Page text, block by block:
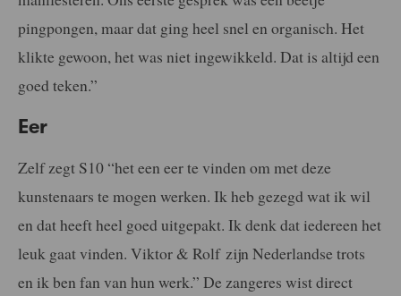
pingpongen, maar dat ging heel snel en organisch. Het
klikte gewoon, het was niet ingewikkeld. Dat is altijd een
goed teken.”
Eer
Zelf zegt S10 “het een eer te vinden om met deze
kunstenaars te mogen werken. Ik heb gezegd wat ik wil
en dat heeft heel goed uitgepakt. Ik denk dat iedereen het
leuk gaat vinden. Viktor & Rolf zijn Nederlandse trots
en ik ben fan van hun werk.” De zangeres wist direct